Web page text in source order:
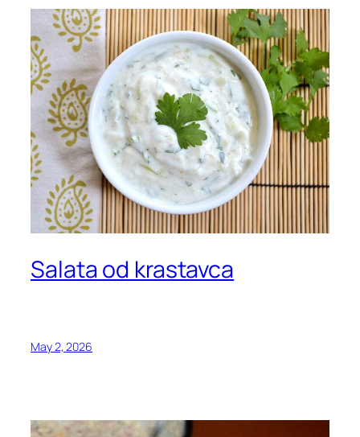
Salata od krastavca
May 2, 2026